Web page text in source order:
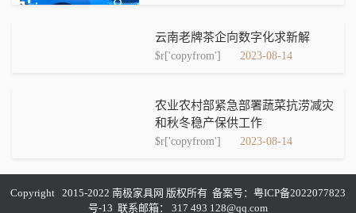
云南老牌茶企向数字化求新解
$r['copyfrom'] 2023-08-14
农业农村部紧急部署蔬菜抗涝减灾
和秋冬稳产保供工作
$r['copyfrom'] 2023-08-14
Copyright 2015-2022 南极家具网 版权所有 备案号： 粤ICP备2022077823
号-13 联系邮箱： 317 493 128@qq.com